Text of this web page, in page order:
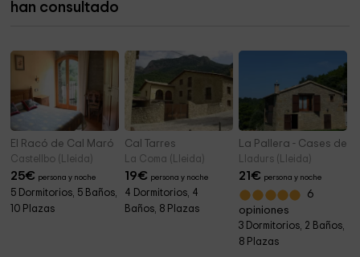
han consultado
El Racó de Cal Maró
Castellbo (Lleida)
25€ persona y noche
5 Dormitorios, 5 Baños,
10 Plazas
Cal Tarres
La Coma (Lleida)
19€ persona y noche
4 Dormitorios, 4
Baños, 8 Plazas
La Pallera - Cases de
Lladurs (Lleida)
21€ persona y noche
6
opiniones
3 Dormitorios, 2 Baños,
8 Plazas